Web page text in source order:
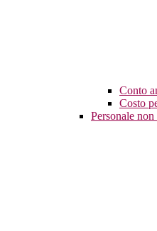
Conto
Costo
Personale